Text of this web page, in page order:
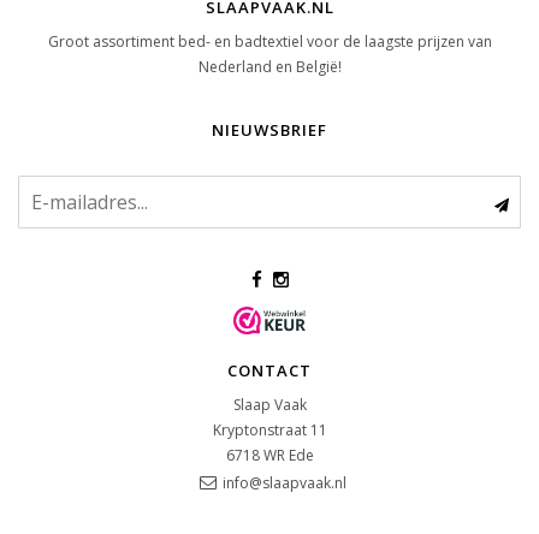
SLAAPVAAK.NL
Groot assortiment bed- en badtextiel voor de laagste prijzen van
Nederland en België!
NIEUWSBRIEF
CONTACT
Slaap Vaak
Kryptonstraat 11
6718 WR Ede
info@slaapvaak.nl